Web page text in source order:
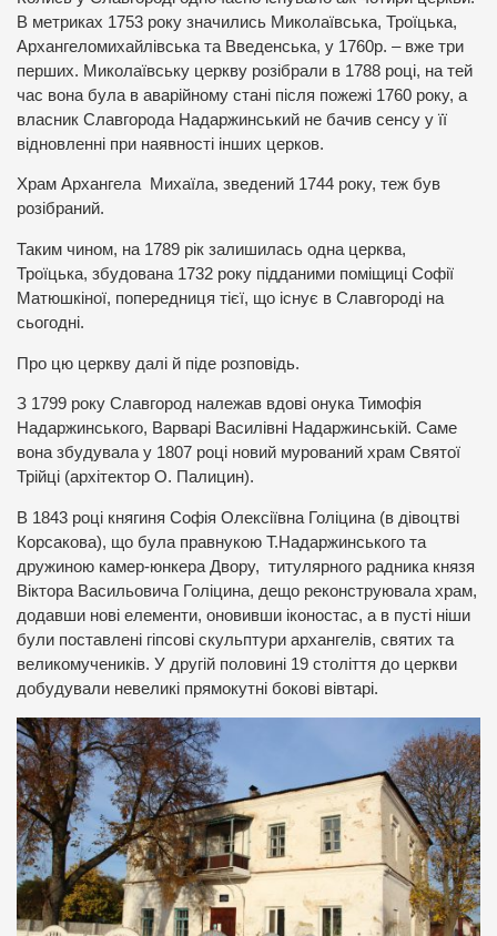
В метриках 1753 року значились Миколаївська, Троїцька,
Архангеломихайлівська та Введенська, у 1760р. – вже три
перших. Миколаївську церкву розібрали в 1788 році, на тей
час вона була в аварійному стані після пожежі 1760 року, а
власник Славгорода Надаржинський не бачив сенсу у її
відновленні при наявності інших церков.
Храм Архангела Михаїла, зведений 1744 року, теж був
розібраний.
Таким чином, на 1789 рік залишилась одна церква,
Троїцька, збудована 1732 року підданими поміщиці Софії
Матюшкіної, попередниця тієї, що існує в Славгороді на
сьогодні.
Про цю церкву далі й піде розповідь.
З 1799 року Славгород належав вдові онука Тимофія
Надаржинського, Варварі Василівні Надаржинській. Саме
вона збудувала у 1807 році новий мурований храм Святої
Трійці (архітектор О. Палицин).
В 1843 році княгиня Софія Олексіївна Голіцина (в дівоцтві
Корсакова), що була правнукою Т.Надаржинського та
дружиною камер-юнкера Двору, титулярного радника князя
Віктора Васильовича Голіцина, дещо реконструювала храм,
додавши нові елементи, оновивши іконостас, а в пусті ніши
були поставлені гіпсові скульптури архангелів, святих та
великомучеників. У другій половині 19 століття до церкви
добудували невеликі прямокутні бокові вівтарі.